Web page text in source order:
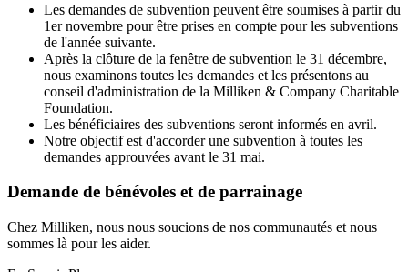
Les demandes de subvention peuvent être soumises à partir du
1er novembre pour être prises en compte pour les subventions
de l'année suivante.
Après la clôture de la fenêtre de subvention le 31 décembre,
nous examinons toutes les demandes et les présentons au
conseil d'administration de la Milliken & Company Charitable
Foundation.
Les bénéficiaires des subventions seront informés en avril.
Notre objectif est d'accorder une subvention à toutes les
demandes approuvées avant le 31 mai.
Demande de bénévoles et de parrainage
Chez Milliken, nous nous soucions de nos communautés et nous
sommes là pour les aider.